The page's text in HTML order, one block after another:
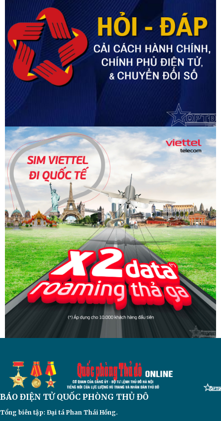
BÁO ĐIỆN TỬQUỐC PHÒNG THỦ ĐÔ
Tổng biên tập: Đại tá Phan Thái Hồng.